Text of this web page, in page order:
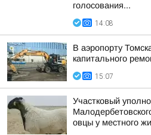
голосования...
14:08
В аэропорту
капитального
15:07
Участковый
овцы у местного